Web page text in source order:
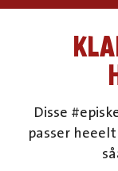
Disse
passer